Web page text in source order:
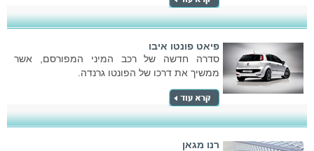
פיאט פונטו איבו
סדרה חדשה של רכב המיני המפורסם, אשר
ממשיך את דרכו של הפונטו גרנדה.
רנו מגאן